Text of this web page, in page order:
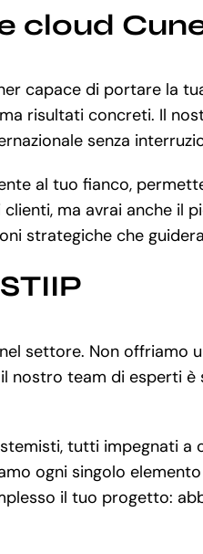
cloud
capace di portare la
risultati concreti. Il
senza
al tuo fianco,
ma avrai anche
strategiche che
settore. Non
nostro team di esperti
tutti impegnati
ogni singolo
il tuo progetto: